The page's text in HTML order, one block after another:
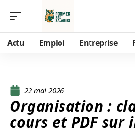
Actu Emploi Entreprise
22 mai 2026
Organisation :
cours et PDF sur